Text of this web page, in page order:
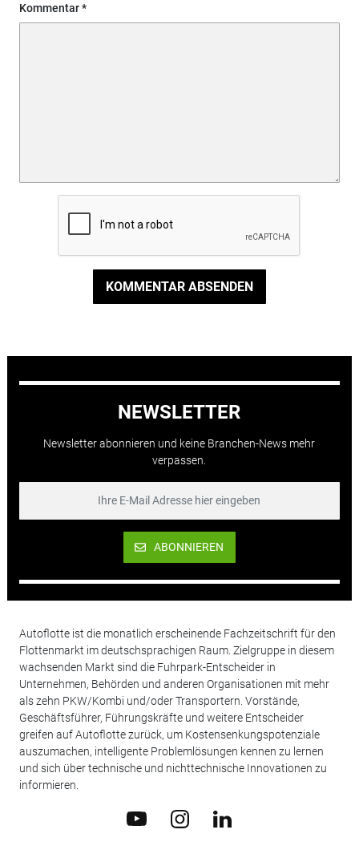
Kommentar
KOMMENTAR ABSENDEN
NEWSLETTER
Newsletter abonnieren und keine Branchen-News mehr
verpassen.
ABONNIEREN
Autoflotte ist die monatlich erscheinende Fachzeitschrift für den
Flottenmarkt im deutschsprachigen Raum. Zielgruppe in diesem
wachsenden Markt sind die Fuhrpark-Entscheider in
Unternehmen, Behörden und anderen Organisationen mit mehr
als zehn PKW/Kombi und/oder Transportern. Vorstände,
Geschäftsführer, Führungskräfte und weitere Entscheider
greifen auf Autoflotte zurück, um Kostensenkungspotenziale
auszumachen, intelligente Problemlösungen kennen zu lernen
und sich über technische und nichttechnische Innovationen zu
informieren.